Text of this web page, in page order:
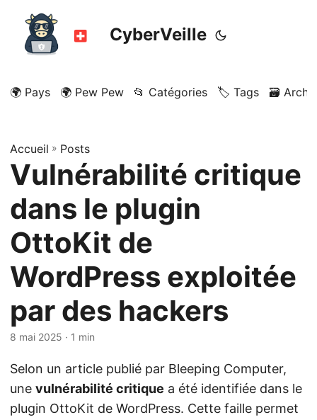
CyberVeille
🌍 Pays 🌍 Pew Pew 📂 Catégories 🏷️ Tags 🗃️
Accueil » Posts
Vulnérabilité critique
dans le plugin
OttoKit de
WordPress exploitée
par des hackers
8 mai 2025 · 1 min
Selon un article publié par Bleeping Computer,
une vulnérabilité critique a été identifiée dans le
plugin OttoKit de WordPress. Cette faille permet